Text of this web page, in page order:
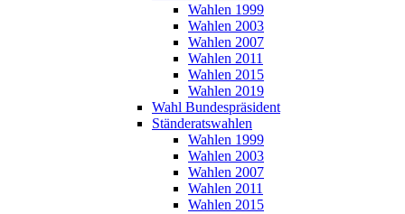
Wahlen 1999
Wahlen 2003
Wahlen 2007
Wahlen 2011
Wahlen 2015
Wahlen 2019
Wahl Bundespräsident
Ständeratswahlen
Wahlen 1999
Wahlen 2003
Wahlen 2007
Wahlen 2011
Wahlen 2015